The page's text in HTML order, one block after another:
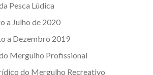
Pesca Lúdica
a Julho de 2020
a Dezembro 2019
Mergulho Profissional
do Mergulho Recreativo